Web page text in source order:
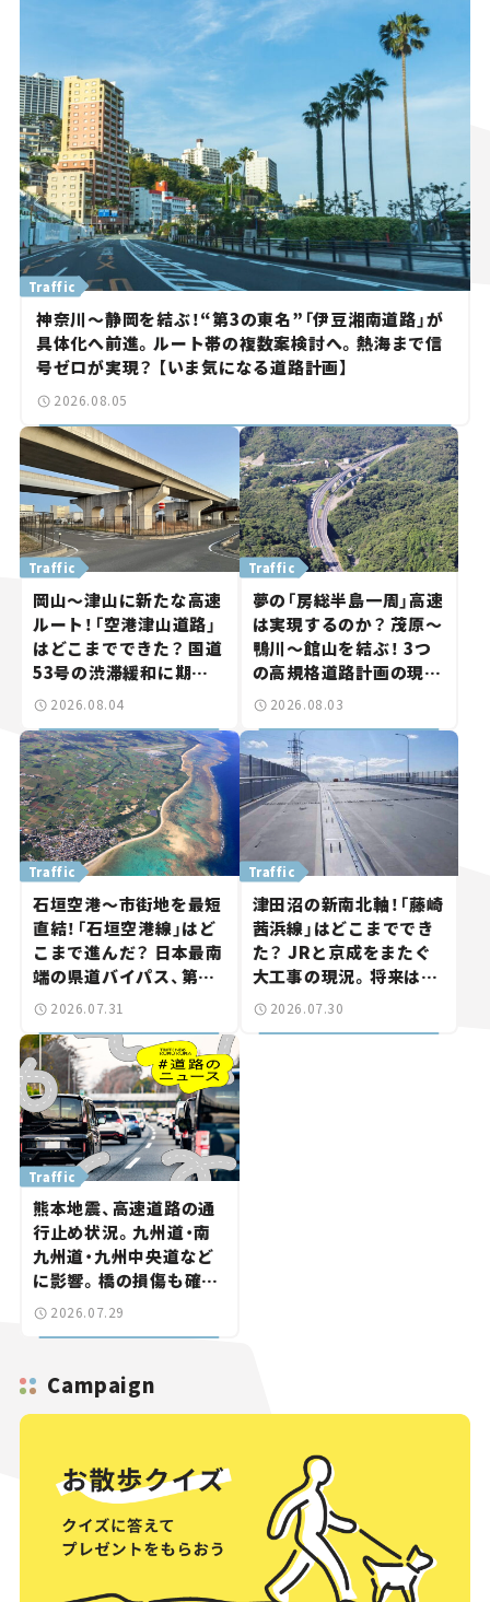
Traffic
神奈川～静岡を結ぶ！“第3の東名”「伊豆湘南道路」が
具体化へ前進。ルート帯の複数案検討へ。熱海まで信
号ゼロが実現？ 【いま気になる道路計画】
2026.08.05
Traffic
岡山～津山に新たな高速
ルート！「空港津山道路」
はどこまでできた？ 国道
53号の渋滞緩和に期待。
岡山市側でも動きが【い
ま気になる道路計画】
2026.08.04
Traffic
夢の「房総半島一周」高速
は実現するのか？ 茂原～
鴨川～館山を結ぶ！ 3つ
の高規格道路計画の現
状。「館山鴨川道路」で検
討進む【いま気になる道
路計画】
2026.08.03
Traffic
石垣空港～市街地を最短
直結！「石垣空港線」はど
こまで進んだ？ 日本最南
端の県道バイパス、第2
工区も延伸開通 【いま気
2026.07.31
Traffic
津田沼の新南北軸！「藤崎
茜浜線」はどこまででき
た？ JRと京成をまたぐ
大工事の現況。将来は
「習志野～鎌ケ谷」を最短
2026.07.30
Traffic
熊本地震、高速道路の通
行止め状況。九州道・南
九州道・九州中央道など
に影響。橋の損傷も確認
【道路のニュース】
2026.07.29
Campaign